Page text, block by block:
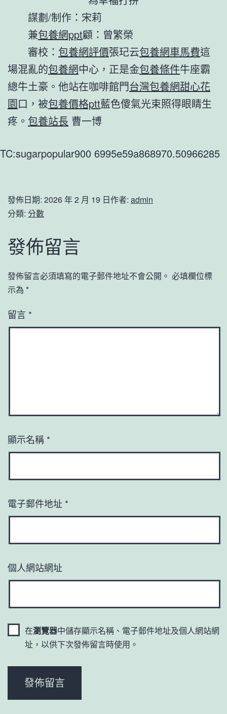
謀劃/制作：宋莉
兼包養網ppt顧：曾繁榮
審校： 包養網評價張玘云包養網車馬費這
場混亂的包養網中心，正是金包養條件牛座霸
總牛土豪。他站在咖啡館門台灣包養網甜心花
園口，被包養價格ptt藍色傻氣光束照得眼睛生
疼。 包養站長 曹一博
TC:sugarpopular900 6995e59a868970.50966285
發佈日期: 2026 年 2 月 19 日作者: admin
分類: 分數
發佈留言
發佈留言必須填寫的電子郵件地址不會公開。 必填欄位標
示為 *
留言 *
顯示名稱 *
電子郵件地址 *
個人網站網址
在瀏覽器中儲存顯示名稱、電子郵件地址及個人網站網
址，以供下次發佈留言時使用。